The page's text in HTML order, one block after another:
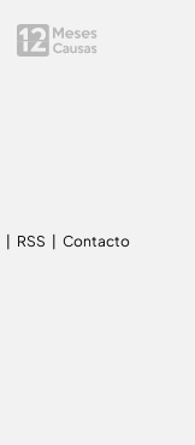
RSS Contacto